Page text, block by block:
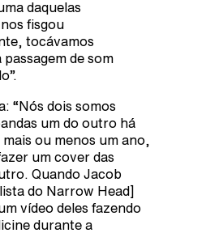
daquelas
fisgou
tocávamos
passagem de som
“Nós dois somos
um do outro há
ou menos um ano,
um cover das
Quando Jacob
do Narrow Head]
vídeo deles fazendo
durante a